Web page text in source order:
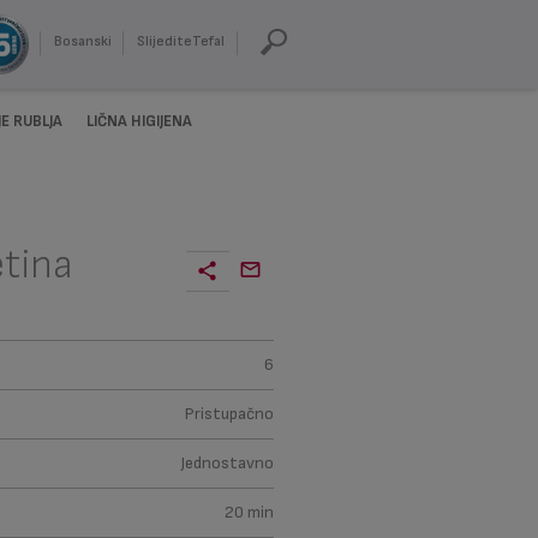
Bosanski SlijediteTefal
RUBLJA LIČNA HIGIJENA
6
Pristupačno
Jednostavno
20 min